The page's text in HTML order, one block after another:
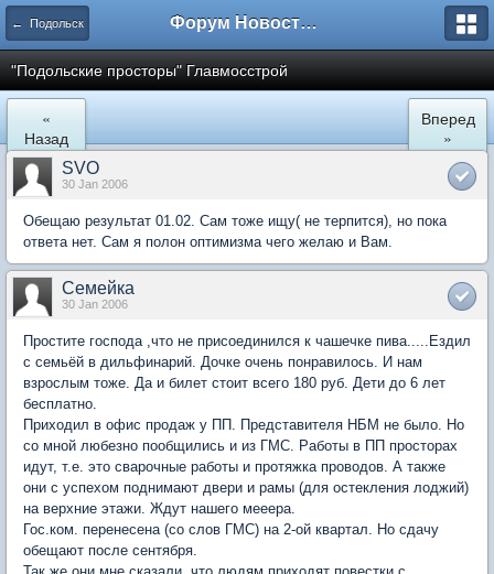
← Подольск Форум Новостройки
"Подольские просторы" Главмосстрой
«
Назад
Вперед
»
SVO
30 Jan 2006
Обещаю результат 01.02. Сам тоже ищу( не терпится), но пока
ответа нет. Сам я полон оптимизма чего желаю и Вам.
Семейка
30 Jan 2006
Простите господа ,что не присоединился к чашечке пива.....Ездил
с семьёй в дильфинарий. Дочке очень понравилось. И нам
взрослым тоже. Да и билет стоит всего 180 руб. Дети до 6 лет
бесплатно.
Приходил в офис продаж у ПП. Представителя НБМ не было. Но
со мной любезно пообщились и из ГМС. Работы в ПП просторах
идут, т.е. это сварочные работы и протяжка проводов. А также
они с успехом поднимают двери и рамы (для остекления лоджий)
на верхние этажи. Ждут нашего мееера.
Гос.ком. перенесена (со слов ГМС) на 2-ой квартал. Но сдачу
обещают после сентября.